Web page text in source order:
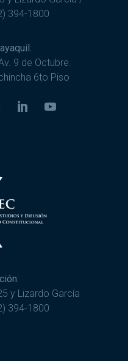
394-1800
9 de Octubre.
6to Piso
y Lizardo García
394-1800